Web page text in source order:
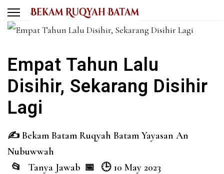
Empat Tahun Lalu
Disihir, Sekarang Disihir
Lagi
Bekam Batam Ruqyah Batam Yayasan An
Nubuwwah
Tanya Jawab
10 May 2023